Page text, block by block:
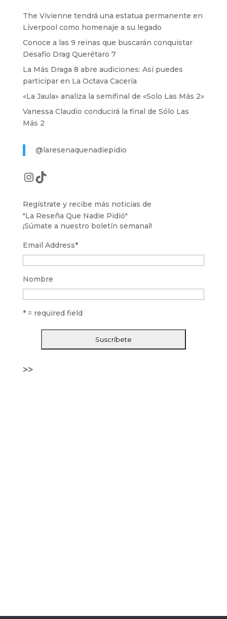
The Vivienne tendrá una estatua permanente en
Liverpool como homenaje a su legado
Conoce a las 9 reinas que buscarán conquistar
Desafío Drag Querétaro 7
La Más Draga 8 abre audiciones: Así puedes
participar en La Octava Cacería
«La Jaula» analiza la semifinal de «Solo Las Más 2»
Vanessa Claudio conducirá la final de Sólo Las
Más 2
@laresenaquenadiepidio
Instagram
TikTok
Regístrate y recibe más noticias de
"La Reseña Que Nadie Pidió"
¡Súmate a nuestro boletín semanal!
Email Address*
Nombre
* = required field
>>